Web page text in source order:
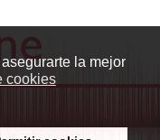
la mejor
cookies